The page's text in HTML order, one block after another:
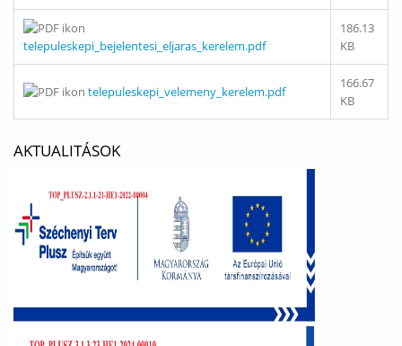
telepuleskepi_bejelentesi_eljaras_kerelem.pdf
186.13
KB
telepuleskepi_velemeny_kerelem.pdf
166.67
KB
AKTUALITÁSOK